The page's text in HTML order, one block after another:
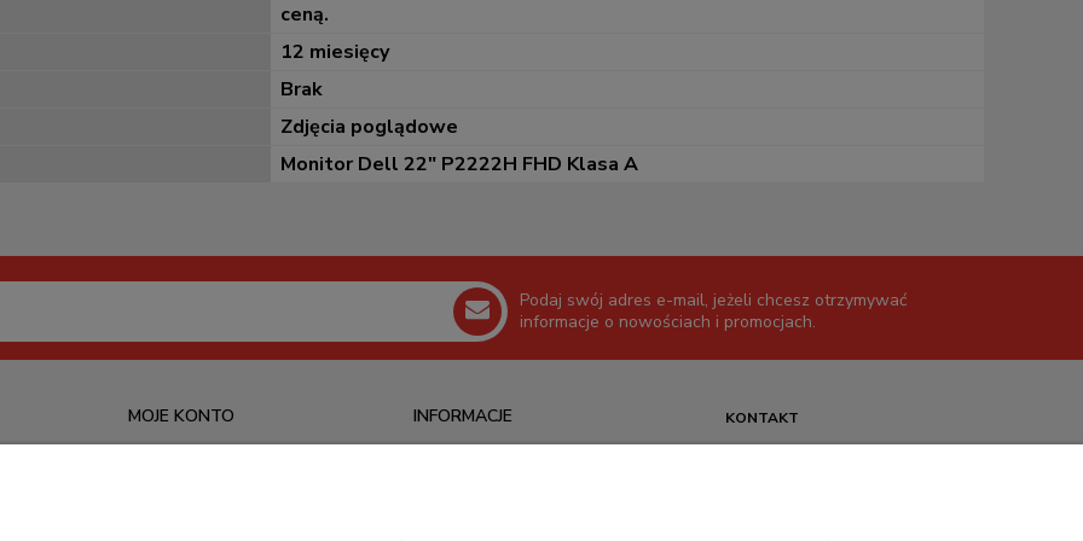
ceną.
12 miesięcy
Brak
Zdjęcia poglądowe
Monitor Dell 22" P2222H FHD Klasa A
Podaj swój adres e-mail, jeżeli chcesz otrzymywać
informacje o nowościach i promocjach.
KONTAKT
MOJE KONTO INFORMACJE